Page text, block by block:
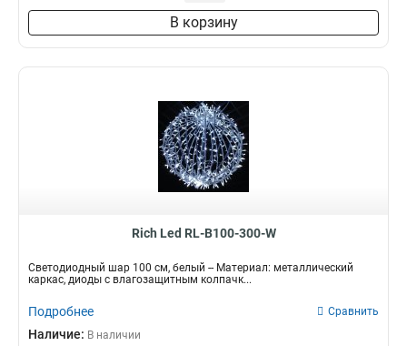
В корзину
Rich Led RL-B100-300-W
Светодиодный шар 100 см, белый -- Материал: металлический
каркас, диоды с влагозащитным колпачк...
Подробнее Сравнить
Наличие: В наличии